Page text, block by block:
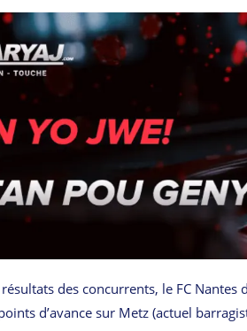
des concurrents, le FC
d’avance sur Metz (actuel